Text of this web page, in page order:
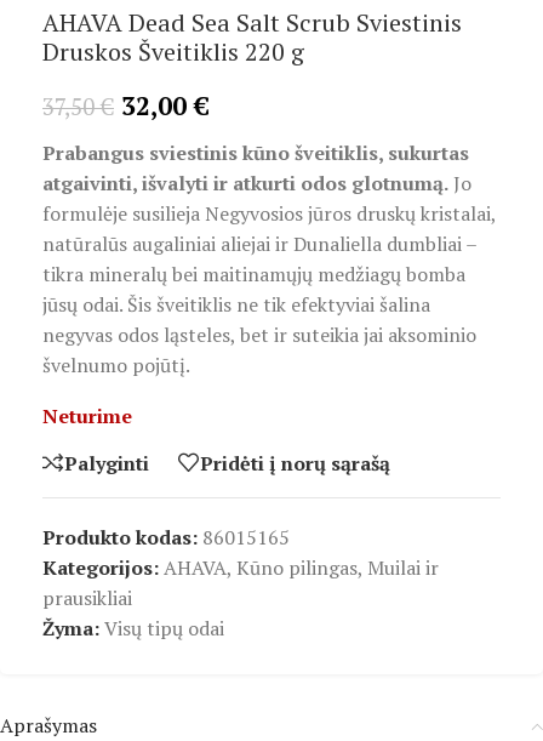
AHAVA Dead Sea Salt Scrub Sviestinis
Druskos Šveitiklis 220 g
37,50€ 32,00€
Prabangus sviestinis kūno šveitiklis, sukurtas
atgaivinti, išvalyti ir atkurti odos glotnumą. Jo
formulėje susilieja Negyvosios jūros druskų kristalai,
natūralūs augaliniai aliejai ir Dunaliella dumbliai –
tikra mineralų bei maitinamųjų medžiagų bomba
jūsų odai. Šis šveitiklis ne tik efektyviai šalina
negyvas odos ląsteles, bet ir suteikia jai aksominio
švelnumo pojūtį.
Neturime
Palyginti
Pridėti į norų sąrašą
Produkto kodas: 86015165
Kategorijos:AHAVA, Kūno pilingas, Muilai ir
prausikliai
Žyma:Visų tipų odai
Aprašymas